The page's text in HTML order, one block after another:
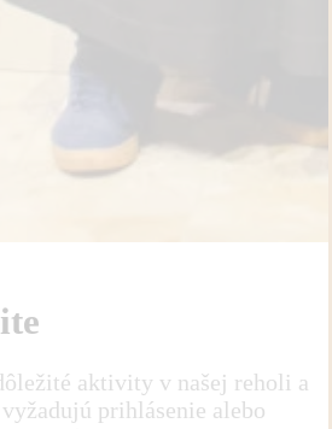
aktivity v našej reholi a
prihlásenie alebo